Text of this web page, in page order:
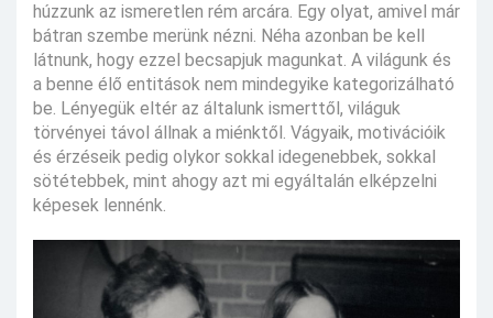
húzzunk az ismeretlen rém arcára. Egy olyat, amivel már
bátran szembe merünk nézni. Néha azonban be kell
látnunk, hogy ezzel becsapjuk magunkat. A világunk és
a benne élő entitások nem mindegyike kategorizálható
be. Lényegük eltér az általunk ismerttől, világuk
törvényei távol állnak a miénktől. Vágyaik, motivációik
és érzéseik pedig olykor sokkal idegenebbek, sokkal
sötétebbek, mint ahogy azt mi egyáltalán elképzelni
képesek lennénk.